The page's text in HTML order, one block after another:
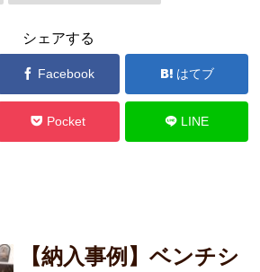
シェアする
Facebook はてブ
Pocket LINE
【納入事例】ベンチシ